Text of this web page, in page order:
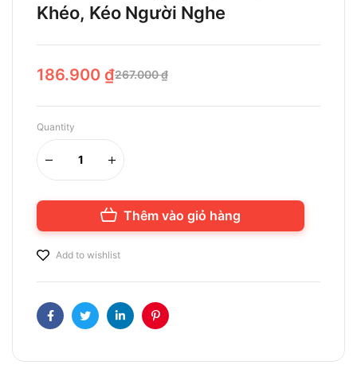
Khéo, Kéo Người Nghe
267.000₫
186.900 ₫
Quantity
Thêm vào giỏ hàng
Add to wishlist
FacebookTwitterLinkedinPinterest